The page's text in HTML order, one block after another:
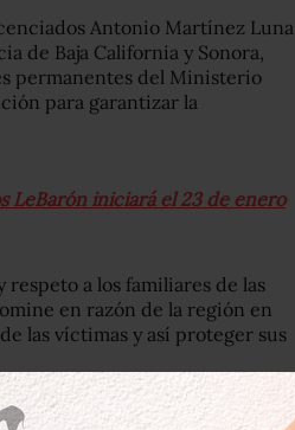
Antonio Martínez Luna
de Baja California y Sonora,
permanentes del Ministerio
para garantizar la
LeBarón iniciará el 23 de enero
respeto a los familiares de las
en razón de la región en
las víctimas y así proteger sus